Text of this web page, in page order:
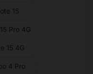
15
Pro 4G
15 4G
4 Pro